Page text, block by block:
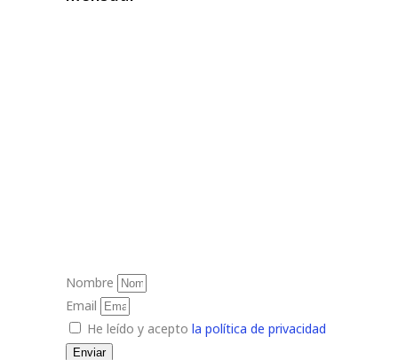
Nombre
Email
He leído y acepto la política de privacidad
Enviar